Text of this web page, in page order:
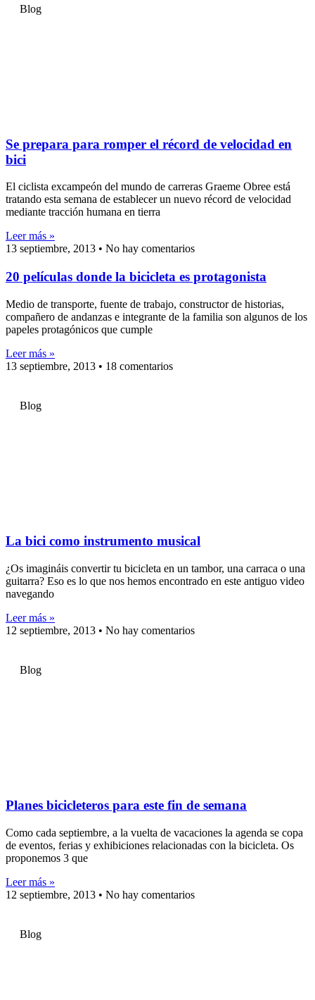
Blog
Se prepara para romper el récord de velocidad en
bici
El ciclista excampeón del mundo de carreras Graeme Obree está
tratando esta semana de establecer un nuevo récord de velocidad
mediante tracción humana en tierra
Leer más »
13 septiembre, 2013
No hay comentarios
20 películas donde la bicicleta es protagonista
Medio de transporte, fuente de trabajo, constructor de historias,
compañero de andanzas e integrante de la familia son algunos de los
papeles protagónicos que cumple
Leer más »
13 septiembre, 2013
18 comentarios
Blog
La bici como instrumento musical
¿Os imagináis convertir tu bicicleta en un tambor, una carraca o una
guitarra? Eso es lo que nos hemos encontrado en este antiguo video
navegando
Leer más »
12 septiembre, 2013
No hay comentarios
Blog
Planes bicicleteros para este fin de semana
Como cada septiembre, a la vuelta de vacaciones la agenda se copa
de eventos, ferias y exhibiciones relacionadas con la bicicleta. Os
proponemos 3 que
Leer más »
12 septiembre, 2013
No hay comentarios
Blog